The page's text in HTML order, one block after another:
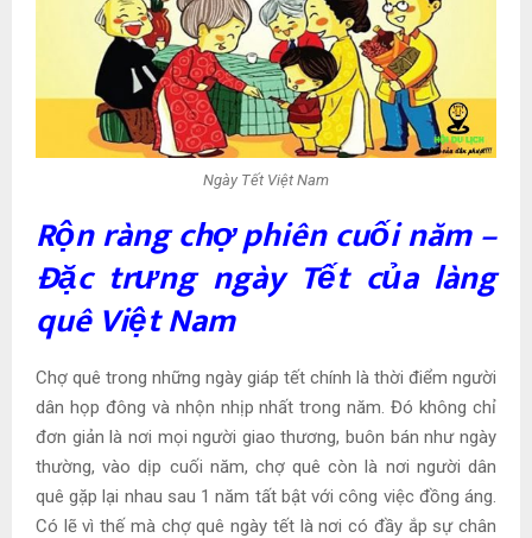
Ngày Tết Việt Nam
Rộn ràng chợ phiên cuối năm –
Đặc trưng ngày Tết của làng
quê Việt Nam
Chợ quê trong những ngày giáp tết chính là thời điểm người
dân họp đông và nhộn nhịp nhất trong năm. Đó không chỉ
đơn giản là nơi mọi người giao thương, buôn bán như ngày
thường, vào dịp cuối năm, chợ quê còn là nơi người dân
quê gặp lại nhau sau 1 năm tất bật với công việc đồng áng.
Có lẽ vì thế mà chợ quê ngày tết là nơi có đầy ắp sự chân